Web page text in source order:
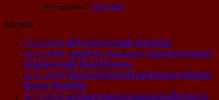
Not registered? Click here.
ចុងក្រោយ
11-02-2018
ណីម៉ា អាច​ជាប់​គុក​៦ឆ្នាំ នៅ​អេស្ប៉ាញ!
10-31-2018
«អ្នក​កាសែត "Khashoggi" ត្រូវ​បាន​ច្របាច់ក​សម្លាប់​
នៅ​ក្នុង​ស្ថាន​ភារធារី និង​កាត់​បំបែក​សព»
10-31-2018
កីឡាករ​បាល់ទាត់​ប្រេស៊ីល​ម្នាក់​ត្រូវ​បាន​រក​ឃើញ​ស្លាប់​
ជិត​ដាច់ក និង​ដាច់​លិង្គ
10-31-2018
រូបភាព​ធ្លាក់​ឧទ្ធម្ភាគចក្រ​ដែល​សម្លាប់​អតីត​ម្ចាស់​ក្រុម​